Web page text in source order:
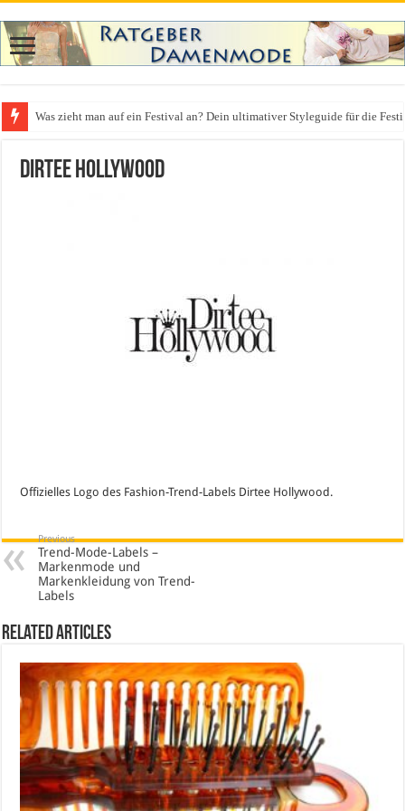
Was zieht man auf ein Festival an? Dein ultimativer Styleguide für die
Dirtee Hollywood
Offizielles Logo des Fashion-Trend-Labels Dirtee Hollywood.
Previous
Trend-Mode-Labels –
Markenmode und
Markenkleidung von Trend-
Labels
Related Articles